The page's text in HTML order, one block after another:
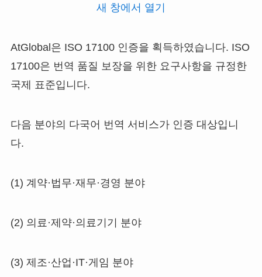
새 창에서 열기
AtGlobal은 ISO 17100 인증을 획득하였습니다. ISO
17100은 번역 품질 보장을 위한 요구사항을 규정한
국제 표준입니다.
다음 분야의 다국어 번역 서비스가 인증 대상입니
다.
(1) 계약·법무·재무·경영 분야
(2) 의료·제약·의료기기 분야
(3) 제조·산업·IT·게임 분야